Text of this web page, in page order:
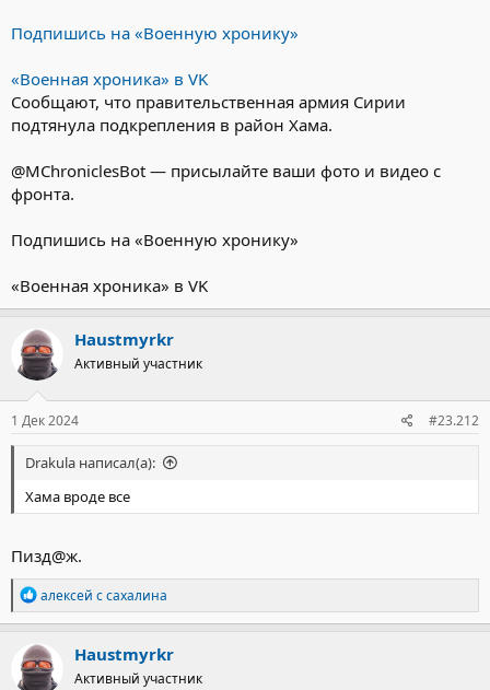
Подпишись на «Военную хронику»
«Военная хроника» в VK
Сообщают, что правительственная армия Сирии
подтянула подкрепления в район Хама.
@MChroniclesBot — присылайте ваши фото и видео с
фронта.
Подпишись на «Военную хронику»
«Военная хроника» в VK
Haustmyrkr
Активный участник
1 Дек 2024 #23.212
Drakula написал(а):
Хама вроде все
Пизд@ж.
Р
е
а
к
ц
и
алексей с сахалина
Haustmyrkr
Активный участник